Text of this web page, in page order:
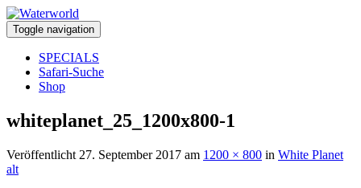
Toggle navigation
SPECIALS
Safari-Suche
Shop
whiteplanet_25_1200x800-1
Veröffentlicht 27. September 2017 am 1200 × 800 in White Planet
alt